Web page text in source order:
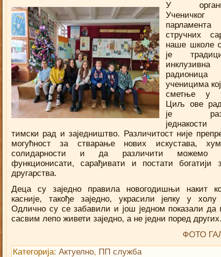
У
Ученичког
стручних
наше школе
је
инклузивна
ученицима
сметње у
Циљ ове
је
тимски рад и заједништво. Различитост није
могућност за стварање нових искустава,
солидарности и да различити можемо
функционисати, сарађивати и постати богатији
другарства.
Деца су заједно правила новогодишњи накит
касније, такође заједно, украсили јелку у
Одлично су се забавили и још једном показали да
сасвим лепо живети заједно, а не једни поред
ФОТО
Категорија: Актуелно, ПП служба